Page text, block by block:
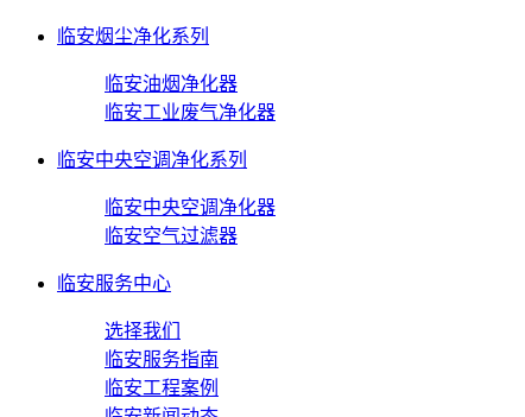
临安烟尘净化系列
临安油烟净化器
临安工业废气净化器
临安中央空调净化系列
临安中央空调净化器
临安空气过滤器
临安服务中心
选择我们
临安服务指南
临安工程案例